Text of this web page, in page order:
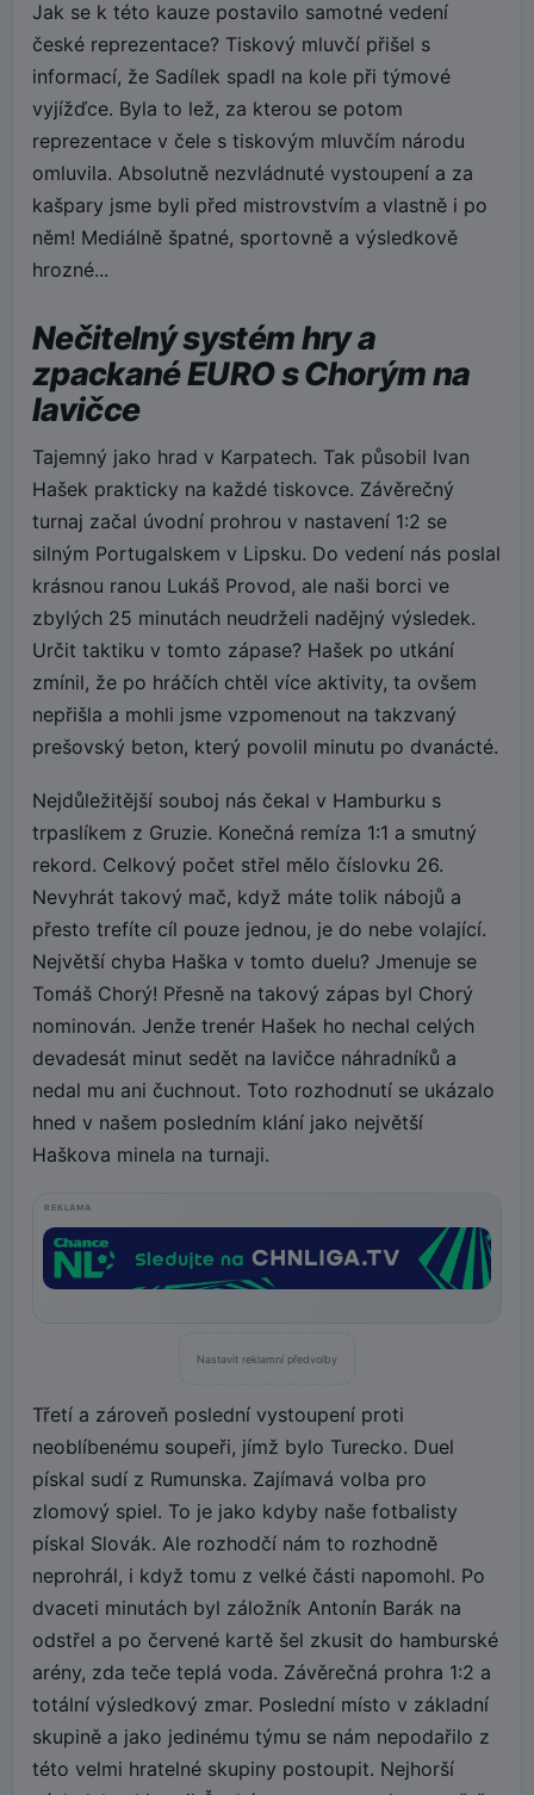
Jak se k této kauze postavilo samotné vedení
české reprezentace? Tiskový mluvčí přišel s
informací, že Sadílek spadl na kole při týmové
vyjížďce. Byla to lež, za kterou se potom
reprezentace v čele s tiskovým mluvčím národu
omluvila. Absolutně nezvládnuté vystoupení a za
kašpary jsme byli před mistrovstvím a vlastně i po
něm! Mediálně špatné, sportovně a výsledkově
hrozné...
Nečitelný systém hry a
zpackané EURO s Chorým na
lavičce
Tajemný jako hrad v Karpatech. Tak působil Ivan
Hašek prakticky na každé tiskovce. Závěrečný
turnaj začal úvodní prohrou v nastavení 1:2 se
silným Portugalskem v Lipsku. Do vedení nás poslal
krásnou ranou Lukáš Provod, ale naši borci ve
zbylých 25 minutách neudrželi nadějný výsledek.
Určit taktiku v tomto zápase? Hašek po utkání
zmínil, že po hráčích chtěl více aktivity, ta ovšem
nepřišla a mohli jsme vzpomenout na takzvaný
prešovský beton, který povolil minutu po dvanácté.
Nejdůležitější souboj nás čekal v Hamburku s
trpaslíkem z Gruzie. Konečná remíza 1:1 a smutný
rekord. Celkový počet střel mělo číslovku 26.
Nevyhrát takový mač, když máte tolik nábojů a
přesto trefíte cíl pouze jednou, je do nebe volající.
Největší chyba Haška v tomto duelu? Jmenuje se
Tomáš Chorý! Přesně na takový zápas byl Chorý
nominován. Jenže trenér Hašek ho nechal celých
devadesát minut sedět na lavičce náhradníků a
nedal mu ani čuchnout. Toto rozhodnutí se ukázalo
hned v našem posledním klání jako největší
Haškova minela na turnaji.
REKLAMA
Nastavit reklamní předvolby
Třetí a zároveň poslední vystoupení proti
neoblíbenému soupeři, jímž bylo Turecko. Duel
pískal sudí z Rumunska. Zajímavá volba pro
zlomový spiel. To je jako kdyby naše fotbalisty
pískal Slovák. Ale rozhodčí nám to rozhodně
neprohrál, i když tomu z velké části napomohl. Po
dvaceti minutách byl záložník Antonín Barák na
odstřel a po červené kartě šel zkusit do hamburské
arény, zda teče teplá voda. Závěrečná prohra 1:2 a
totální výsledkový zmar. Poslední místo v základní
skupině a jako jedinému týmu se nám nepodařilo z
této velmi hratelné skupiny postoupit. Nejhorší